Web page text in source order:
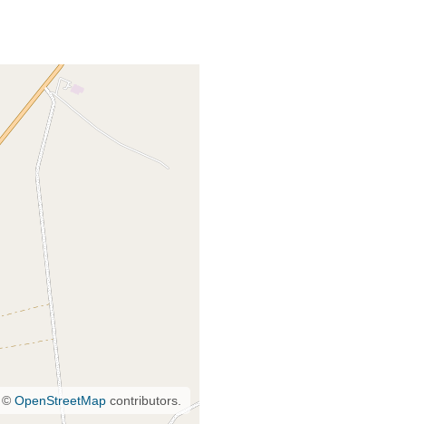
© OpenStreetMap contributors.